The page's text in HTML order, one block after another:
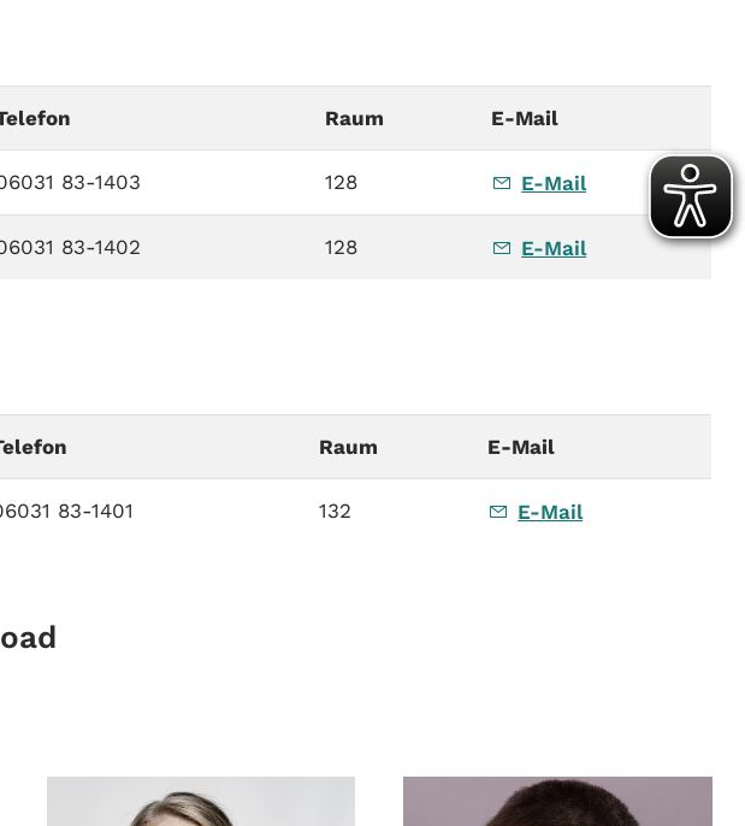
Raum E-Mail
83-1403 128 E-Mail
83-1402 128 E-Mail
Raum E-Mail
83-1401 132 E-Mail